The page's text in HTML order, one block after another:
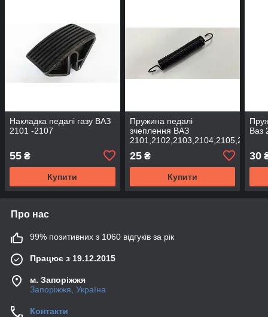
Накладка педалі газу ВАЗ
2101 -2107
55 ₴
Купити
Пружина педалі
зчеплення ВАЗ
25₴
Купити
Ваз
30
Про нас
99% позитивних з 1060 відгуків за рік
Працює з 19.12.2015
м. Запоріжжя
Запоріжжя, Україна
Контакти